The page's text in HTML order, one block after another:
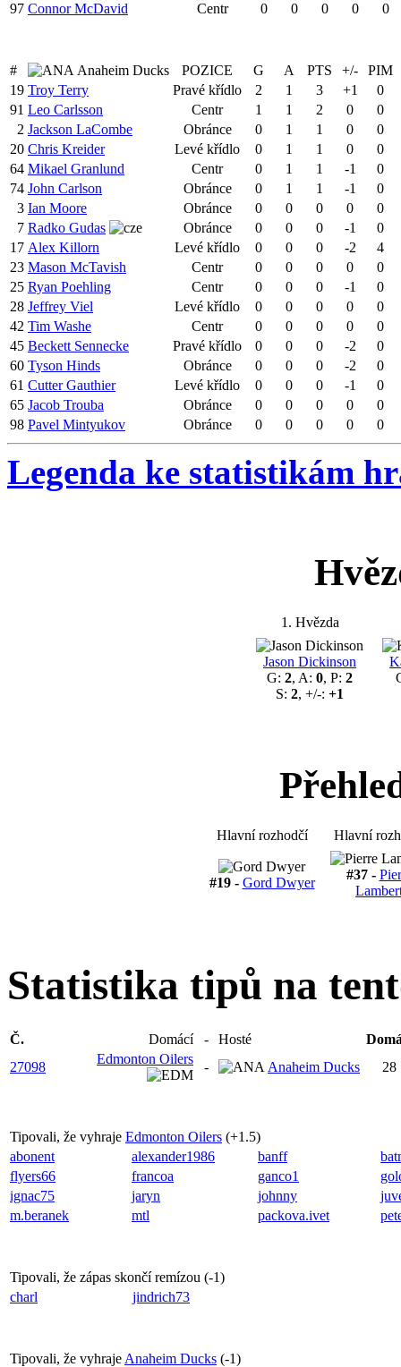
97 Connor McDavid Centr 0 0 0 0 0
# Anaheim Ducks POZICE G A PTS +/-
PIM
19 Troy Terry Pravé křídlo 2 1 3 +1
0
91 Leo Carlsson Centr 1 1 2 0
0
2 Jackson LaCombe Obránce 0 1 1 0
0
20 Chris Kreider Levé křídlo 0 1 1 0
0
64 Mikael Granlund Centr 0 1 1 -1
0
74 John Carlson Obránce 0 1 1 -1
0
3 Ian Moore Obránce 0 0 0 0
0
7 Radko Gudas Obránce 0 0 0 -1
0
17 Alex Killorn Levé křídlo 0 0 0 -2
4
23 Mason McTavish Centr 0 0 0 0
0
25 Ryan Poehling Centr 0 0 0 -1
0
28 Jeffrey Viel Levé křídlo 0 0 0 0
0
42 Tim Washe Centr 0 0 0 0
0
45 Beckett Sennecke Pravé křídlo 0 0 0 -2
0
60 Tyson Hinds Obránce 0 0 0 -2
0
61 Cutter Gauthier Levé křídlo 0 0 0 -1
0
65 Jacob Trouba Obránce 0 0 0 0
0
98 Pavel Mintyukov Obránce 0 0 0 0 0
Legenda ke statistikám
1. Hvězda
Jason Dickinson
G: 2, A: 0, P: 2
S: 2, +/-: +1
Hlavní rozhodčí Hlavní
#19 - Gord Dwyer
#37 -
Statistika tipů na
Č. Domácí - Hosté
27098
Edmonton Oilers
- Anaheim Ducks 28
Tipovali, že vyhraje Edmonton Oilers (+1.5)
abonent
alexander1986 banff
flyers66
francoa ganco1
ignac75
jaryn johnny
m.beranek
mtl packova.ivet
Tipovali, že zápas skončí remízou (-1)
charl
jindrich73
Tipovali, že vyhraje Anaheim Ducks (-1)